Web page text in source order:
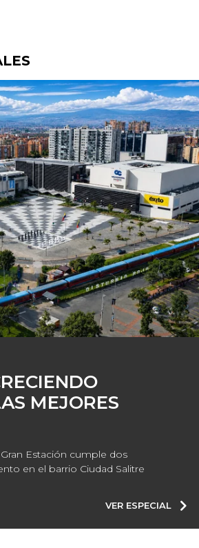
MEJORES
Estación cumple dos
en el barrio Ciudad Salitre
VER ESPECIAL